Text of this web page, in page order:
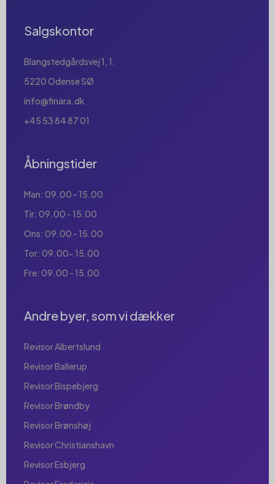
Salgskontor
Blangstedgårdsvej 1, 1.
5220 Odense SØ
info@finara.dk
+45 53 84 87 01
Åbningstider
Man: 09.00 - 15.00
Tir: 09.00 - 15.00
Ons: 09.00 - 15.00
Tor: 09.00- 15.00
Fre: 09.00 - 15.00
Andre byer, som vi dækker
Revisor Albertslund
Revisor Ballerup
Revisor Bispebjerg
Revisor Brøndby
Revisor Brønshøj
Revisor Christianshavn
Revisor Esbjerg